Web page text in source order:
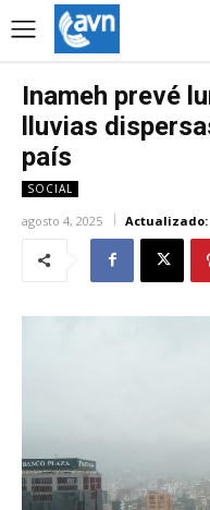
Inameh prevé
lluvias
país
SOCIAL
agosto 4, 2025 Actualizado: